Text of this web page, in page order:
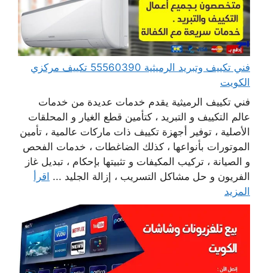
فني تكييف وتبريد الرميثية 55560390 تكييف مركزي
الكويت
فني تكييف الرميثية يقدم خدمات عديدة من خدمات
عالم التكييف و التبريد ، كتأمين قطع الغيار و المحلقات
الأصلية ، توفير أجهزة تكييف ذات ماركات عالمية ، تأمين
الموتورات بأنواعها ، كذلك الضاغطات ، خدمات الفحص
و الصيانة ، تركيب المكيفات و تثبيتها بإحكام ، تبديل غاز
الفريون و حل مشاكل التسريب ، إزالة الجليد ... اقرأ
المزيد